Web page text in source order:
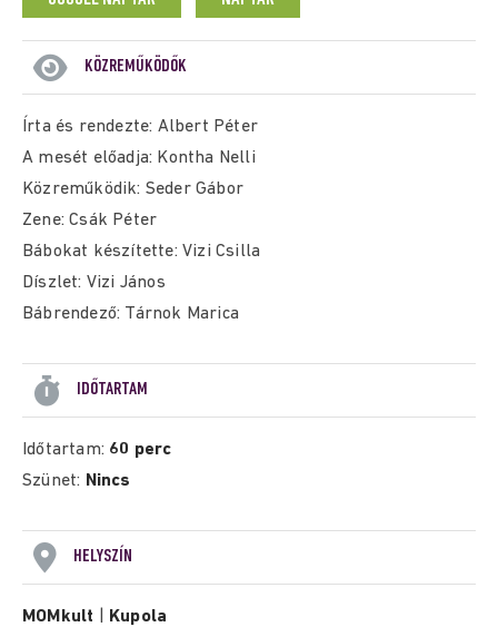
KÖZREMŰKÖDŐK
Írta és rendezte: Albert Péter
A mesét előadja: Kontha Nelli
Közreműködik: Seder Gábor
Zene: Csák Péter
Bábokat készítette: Vizi Csilla
Díszlet: Vizi János
Bábrendező: Tárnok Marica
IDŐTARTAM
Időtartam: 60 perc
Szünet: Nincs
HELYSZÍN
MOMkult Kupola